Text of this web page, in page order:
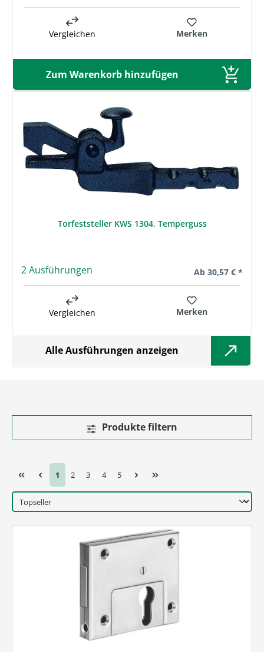
Vergleichen Merken
Zum Warenkorb hinzufügen
Torfeststeller KWS 1304, Temperguss
2 Ausführungen Regulärer Preis:
Ab 30,57 € *
Vergleichen Merken
Alle Ausführungen anzeigen
Produkte filtern
Seite
1 Seite
2 Seite
3 Seite
4 Seite
5